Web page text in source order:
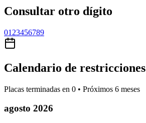
Consultar otro dígito
01 23456789
Calendario de restricciones
Placas terminadas en 0 • Próximos 6 meses
agosto 2026